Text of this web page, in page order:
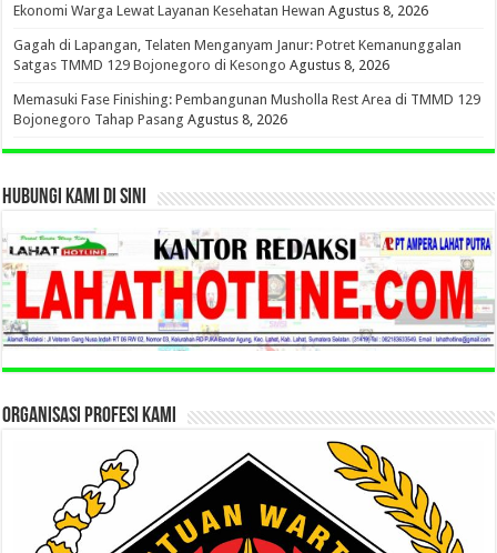
Ekonomi Warga Lewat Layanan Kesehatan Hewan Agustus 8, 2026
Gagah di Lapangan, Telaten Menganyam Janur: Potret Kemanunggalan
Satgas TMMD 129 Bojonegoro di Kesongo Agustus 8, 2026
Memasuki Fase Finishing: Pembangunan Musholla Rest Area di TMMD 129
Bojonegoro Tahap Pasang Agustus 8, 2026
HUBUNGI KAMI DI SINI
ORGANISASI PROFESI KAMI